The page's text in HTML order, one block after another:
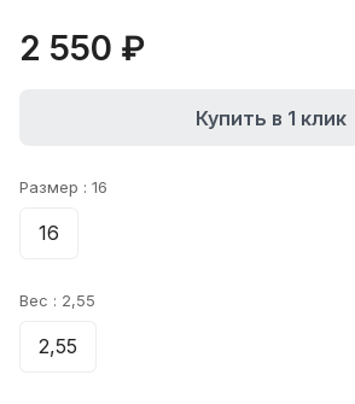
2 550 ₽
Купить в 1 клик
Размер : 16
16
Вес : 2,55
2,55